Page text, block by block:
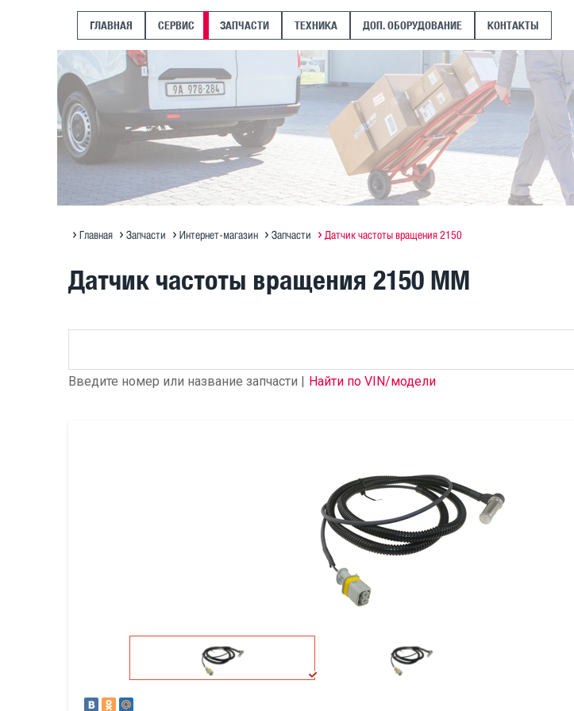
ГЛАВНАЯ СЕРВИС ЗАПЧАСТИ ТЕХНИКА ДОП. ОБОРУДОВАНИЕ КОНТАКТЫ
Главная Запчасти Интернет-магазин Запчасти Датчик частоты вращения 2150
Датчик частоты вращения 2150 MM
Введите номер или название запчасти | Найти по VIN/модели